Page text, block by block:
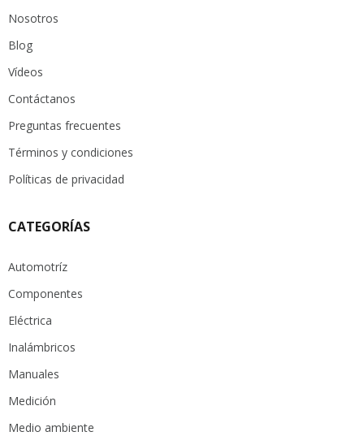
Nosotros
Blog
Vídeos
Contáctanos
Preguntas frecuentes
Términos y condiciones
Políticas de privacidad
CATEGORÍAS
Automotríz
Componentes
Eléctrica
Inalámbricos
Manuales
Medición
Medio ambiente